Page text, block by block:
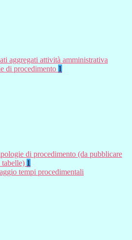
aggregati attività amministrativa
di procedimento 1
di procedimento (da pubblicare
tabelle) 1
tempi procedimentali